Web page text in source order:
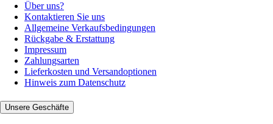
Über uns?
Kontaktieren Sie uns
Allgemeine Verkaufsbedingungen
Rückgabe & Erstattung
Impressum
Zahlungsarten
Lieferkosten und Versandoptionen
Hinweis zum Datenschutz
Unsere Geschäfte